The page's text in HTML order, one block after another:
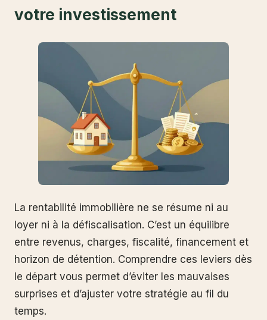
votre investissement
La rentabilité immobilière ne se résume ni au
loyer ni à la défiscalisation. C’est un équilibre
entre revenus, charges, fiscalité, financement et
horizon de détention. Comprendre ces leviers dès
le départ vous permet d’éviter les mauvaises
surprises et d’ajuster votre stratégie au fil du
temps.